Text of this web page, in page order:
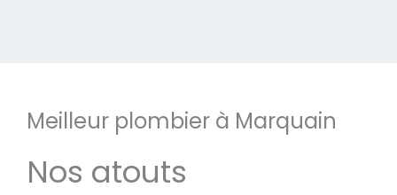
Meilleur plombier à Marquain
Nos atouts